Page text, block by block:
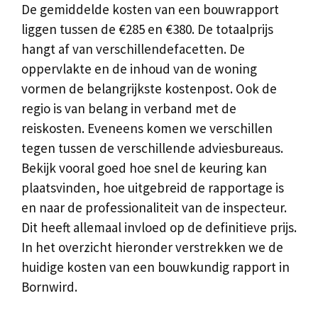
De gemiddelde kosten van een bouwrapport
liggen tussen de €285 en €380. De totaalprijs
hangt af van verschillendefacetten. De
oppervlakte en de inhoud van de woning
vormen de belangrijkste kostenpost. Ook de
regio is van belang in verband met de
reiskosten. Eveneens komen we verschillen
tegen tussen de verschillende adviesbureaus.
Bekijk vooral goed hoe snel de keuring kan
plaatsvinden, hoe uitgebreid de rapportage is
en naar de professionaliteit van de inspecteur.
Dit heeft allemaal invloed op de definitieve prijs.
In het overzicht hieronder verstrekken we de
huidige kosten van een bouwkundig rapport in
Bornwird.